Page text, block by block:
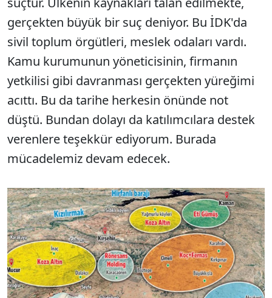
gerçekten büyük bir suç deniyor. Bu İDK'da
sivil toplum örgütleri, meslek odaları vardı.
Kamu kurumunun yöneticisinin, firmanın
yetkilisi gibi davranması gerçekten yüreğimi
acıttı. Bu da tarihe herkesin önünde not
düştü. Bundan dolayı da katılımcılara destek
verenlere teşekkür ediyorum. Burada
mücadelemiz devam edecek.